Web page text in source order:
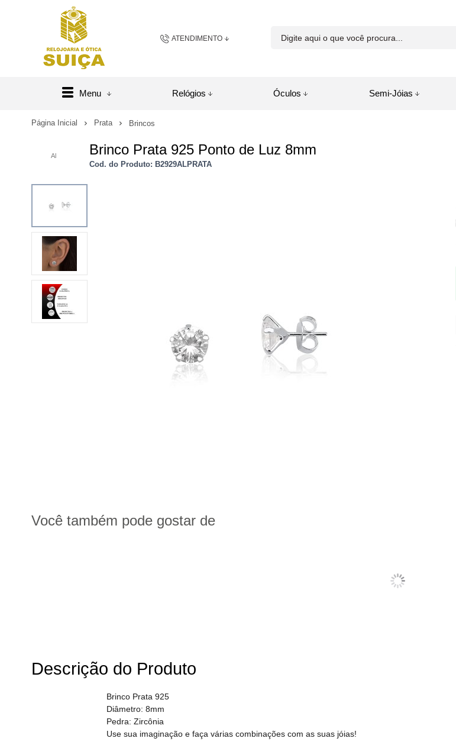
ATENDIMENTO
(48) 98481-8250
Central de Ajuda
Menu Relógios Óculos Semi-Jóias
Página Inicial Prata Brincos
Al Brinco Prata 925 Ponto de Luz 8mm
Cod. do Produto: B2929ALPRATA
Você também pode gostar de
Descrição do Produto
Brinco Prata 925
Diâmetro: 8mm
Pedra: Zircônia
Use sua imaginação e faça várias combinações com as suas jóias!